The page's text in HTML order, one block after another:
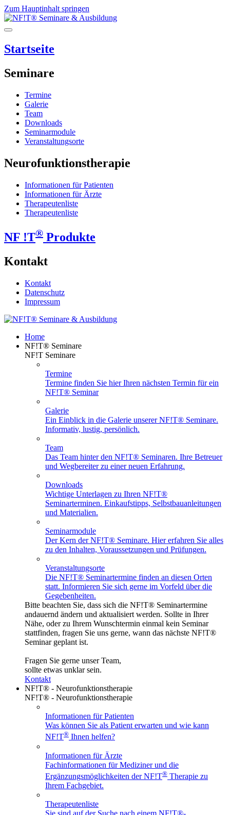
Zum Hauptinhalt springen
Startseite
Seminare
Termine
Galerie
Team
Downloads
Seminarmodule
Veranstaltungsorte
Neurofunktionstherapie
Informationen für Patienten
Informationen für Ärzte
Therapeutenliste
Therapeutenliste
NF !T® Produkte
Kontakt
Kontakt
Datenschutz
Impressum
Home
NF!T® Seminare
NF!T Seminare
Termine
Termine finden Sie hier Ihren nächsten Termin für ein
NF!T® Seminar
Galerie
Ein Einblick in die Galerie unserer NF!T® Seminare.
Informativ, lustig, persönlich.
Team
Das Team hinter den NF!T® Seminaren. Ihre Betreuer
und Wegbereiter zu einer neuen Erfahrung.
Downloads
Wichtige Unterlagen zu Ihren NF!T®
Seminarterminen. Einkaufstipps, Selbstbauanleitungen
und Materialien.
Seminarmodule
Der Kern der NF!T® Seminare. Hier erfahren Sie alles
zu den Inhalten, Voraussetzungen und Prüfungen.
Veranstaltungsorte
Die NF!T® Seminartermine finden an diesen Orten
statt. Informieren Sie sich gerne im Vorfeld über die
Gegebenheiten.
Bitte beachten Sie, dass sich die NF!T® Seminartermine
andauernd ändern und aktualisiert werden. Sollte in Ihrer
Nähe, oder zu Ihrem Wunschtermin einmal kein Seminar
stattfinden, fragen Sie uns gerne, wann das nächste NF!T®
Seminar geplant ist.
Fragen Sie gerne unser Team,
sollte etwas unklar sein.
Kontakt
NF!T® - Neurofunktionstherapie
NF!T® - Neurofunktionstherapie
Informationen für Patienten
Was können Sie als Patient erwarten und wie kann
NF!T® Ihnen helfen?
Informationen für Ärzte
Fachinformationen für Mediziner und die
Ergänzungsmöglichkeiten der NF!T® Therapie zu
Ihrem Fachgebiet.
Therapeutenliste
Sie sind auf der Suche nach einem NF!T®-